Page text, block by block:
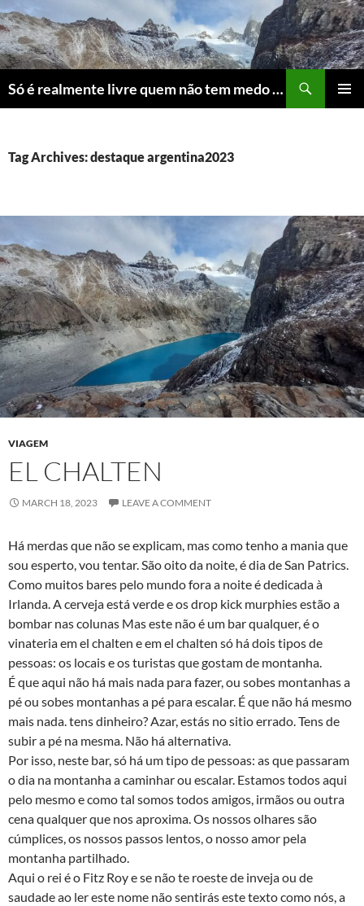
Skip
to
content
Só é realmente livre quem não tem medo do ridículo
Tag Archives: destaque argentina2023
VIAGEM
EL CHALTEN
MARCH 18, 2023 LEAVE A COMMENT
Há merdas que não se explicam, mas como tenho a mania que
sou esperto, vou tentar. São oito da noite, é dia de San Patrics.
Como muitos bares pelo mundo fora a noite é dedicada à
Irlanda. A cerveja está verde e os drop kick murphies estão a
bombar nas colunas Mas este não é um bar qualquer, é o
vinateria em el chalten e em el chalten só há dois tipos de
pessoas: os locais e os turistas que gostam de montanha.
É que aqui não há mais nada para fazer, ou sobes montanhas a
pé ou sobes montanhas a pé para escalar. É que não há mesmo
mais nada. tens dinheiro? Azar, estás no sitio errado. Tens de
subir a pé na mesma. Não há alternativa.
Por isso, neste bar, só há um tipo de pessoas: as que passaram
o dia na montanha a caminhar ou escalar. Estamos todos aqui
pelo mesmo e como tal somos todos amigos, irmãos ou outra
cena qualquer que nos aproxima. Os nossos olhares são
cúmplices, os nossos passos lentos, o nosso amor pela
montanha partilhado.
Aqui o rei é o Fitz Roy e se não te roeste de inveja ou de
saudade ao ler este nome não sentirás este texto como nós, a